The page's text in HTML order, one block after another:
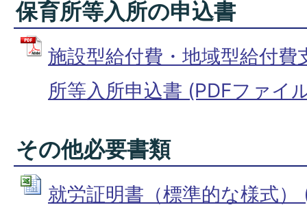
保育所等入所の申込書
施設型給付費・地域型給付費
所等入所申込書 (PDFファイ
その他必要書類
就労証明書（標準的な様式